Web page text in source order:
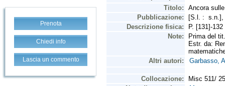
Prenota
Chiedi info
Lascia un commento